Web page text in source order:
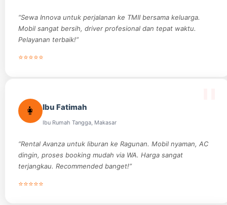
“Sewa Innova untuk perjalanan ke TMII bersama keluarga.
Mobil sangat bersih, driver profesional dan tepat waktu.
Pelayanan terbaik!”
⭐⭐⭐⭐⭐
👩 Ibu Fatimah
Ibu Rumah Tangga, Makasar
“Rental Avanza untuk liburan ke Ragunan. Mobil nyaman, AC
dingin, proses booking mudah via WA. Harga sangat
terjangkau. Recommended banget!”
⭐⭐⭐⭐⭐